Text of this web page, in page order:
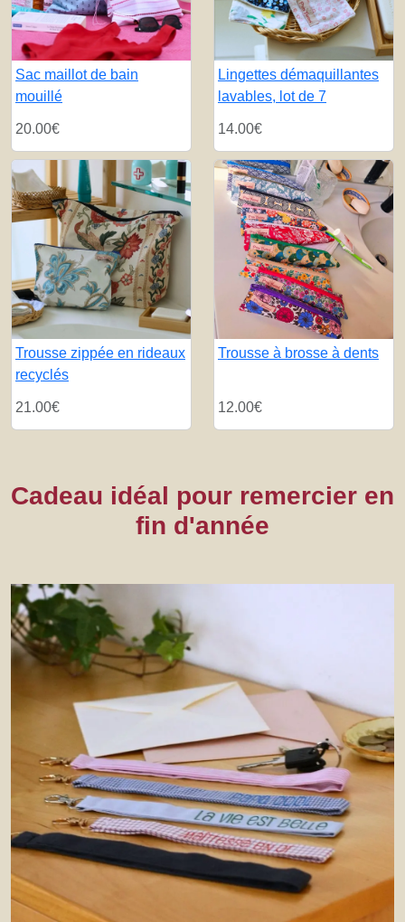
Sac maillot de bain
mouillé
20.00€
Lingettes démaquillantes
lavables, lot de 7
14.00€
Trousse zippée en rideaux
recyclés
21.00€
Trousse à brosse à dents
12.00€
Cadeau idéal pour remercier en
fin d'année